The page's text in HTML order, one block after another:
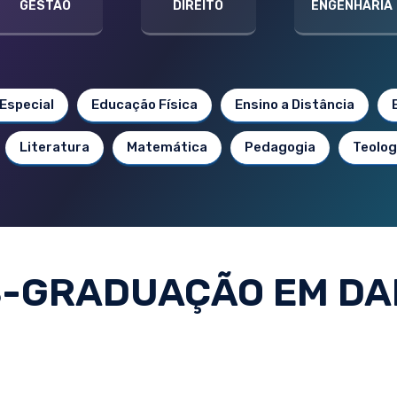
GESTÃO DIREITO ENGENHARIA
Educação Física Ensino a Distância
Literatura Matemática Pedagogia
GRADUAÇÃO EM